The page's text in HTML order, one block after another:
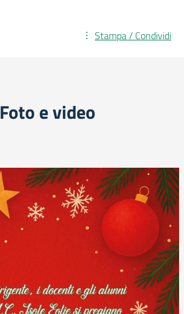
Stampa / Condividi
Foto e video